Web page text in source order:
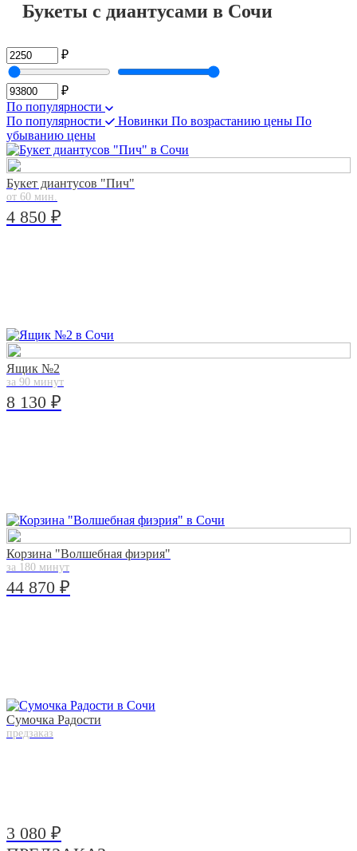
Букеты с диантусами в Сочи
₽
₽
По популярности
По популярности
Новинки По возрастанию цены По
убыванию цены
Букет диантусов "Пич"
от 60 мин.
4 850 ₽
Ящик №2
за 90 минут
8 130 ₽
Корзина "Волшебная фиэрия"
за 180 минут
44 870 ₽
Сумочка Радости
предзаказ
3 080 ₽